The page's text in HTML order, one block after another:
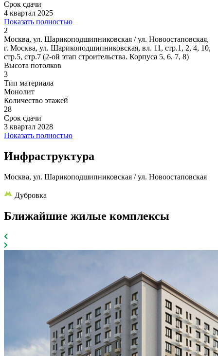
Срок сдачи
4 квартал 2025
Показать полностью
2
Москва, ул. Шарикоподшипниковская / ул. Новоостаповская,
г. Москва, ул. Шарикоподшипниковская, вл. 11, стр.1, 2, 4, 10,
стр.5, стр.7 (2-ой этап строительства. Корпуса 5, 6, 7, 8)
Высота потолков
3
Тип материала
Монолит
Количество этажей
28
Срок сдачи
3 квартал 2028
Показать полностью
Инфраструктура
Москва, ул. Шарикоподшипниковская / ул. Новоостаповская
Дубровка
Ближайшие жилые комплексы